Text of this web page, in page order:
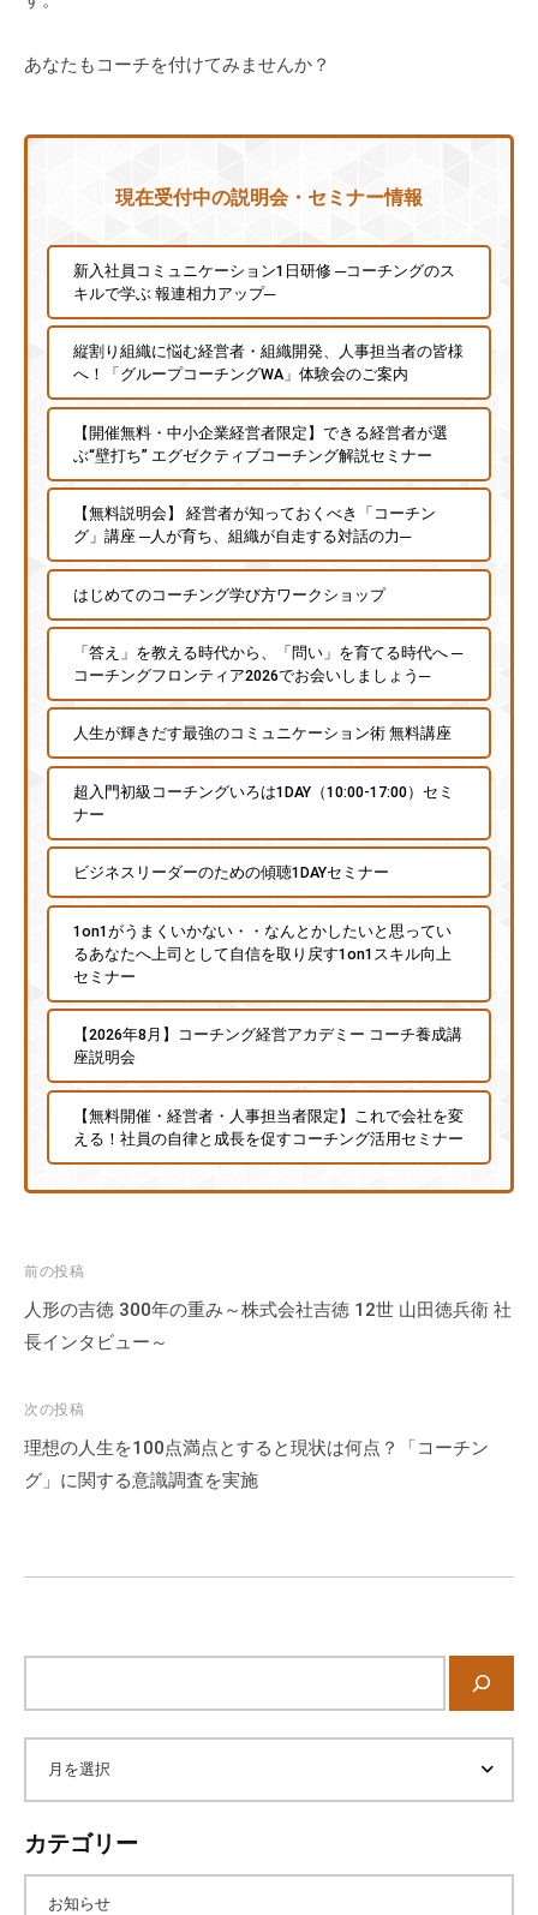
ご
あなたもコーチを付けてみませんか？
現在受付中の説明会・セミナー情報
新入社員コミュニケーション1日研修 ─コーチングのス
キルで学ぶ 報連相力アップ─
縦割り組織に悩む経営者・組織開発、人事担当者の皆様
へ！「グループコーチングWA」体験会のご案内
【開催無料・中小企業経営者限定】できる経営者が選
ぶ“壁打ち” エグゼクティブコーチング解説セミナー
【無料説明会】 経営者が知っておくべき「コーチン
グ」講座 ─人が育ち、組織が自走する対話の力─
はじめてのコーチング学び方ワークショップ
「答え」を教える時代から、「問い」を育てる時代へ ─
コーチングフロンティア2026でお会いしましょう─
人生が輝きだす最強のコミュニケーション術 無料講座
超入門初級コーチングいろは1DAY（10:00-17:00）セミ
ナー
ビジネスリーダーのための傾聴1DAYセミナー
1on1がうまくいかない・・なんとかしたいと思ってい
るあなたへ上司として自信を取り戻す1on1スキル向上
セミナー
【2026年8月】コーチング経営アカデミー コーチ養成講
座説明会
【無料開催・経営者・人事担当者限定】これで会社を変
える！社員の自律と成長を促すコーチング活用セミナー
投
稿
ナ
ゲ
ー
シ
前の投稿
人形の吉徳 300年の重み～株式会社吉徳 12世 山田徳兵衛 社
長インタビュー～
次の投稿
理想の人生を100点満点とすると現状は何点？「コーチン
グ」に関する意識調査を実施
索
ー
カテゴリー
お知らせ